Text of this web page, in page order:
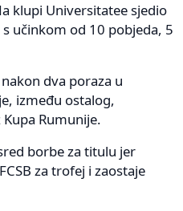
klupi Universitatee sjedio
učinkom od 10 pobjeda, 5
dva poraza u
između ostalog,
Rumunije.
borbe za titulu jer
za trofej i zaostaje